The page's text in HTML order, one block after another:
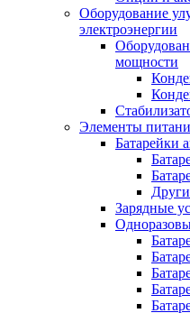
Оборудование
электроэнергии
мощности
Элементы
Батарейки
Зарядные